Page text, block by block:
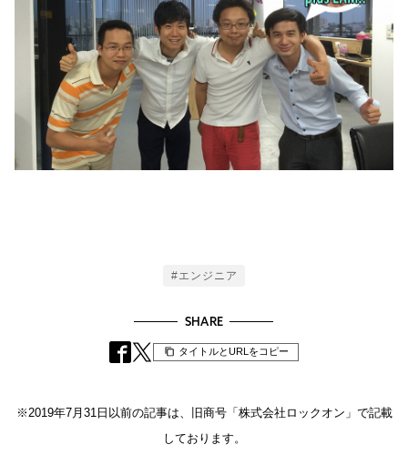
#エンジニア
SHARE
タイトルとURLをコピー
※2019年7月31日以前の記事は、旧商号「株式会社ロックオン」で記載
しております。